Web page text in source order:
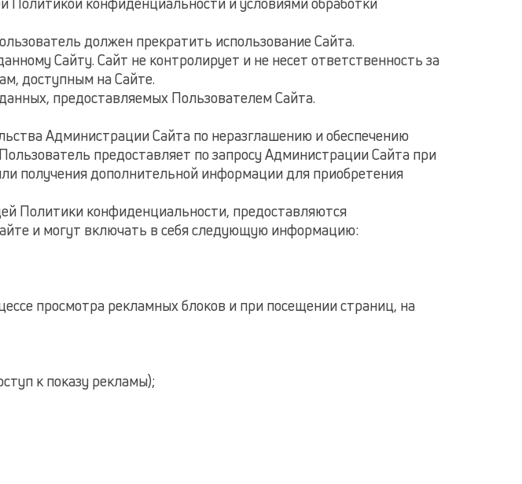
должен прекратить использование Сайта.
Сайту. Сайт не контролирует и не несет ответственность за
доступным на Сайте.
предоставляемых Пользователем Сайта.
Администрации Сайта по неразглашению и обеспечению
предоставляет по запросу Администрации Сайта при
получения дополнительной информации для приобретения
Политики конфиденциальности, предоставляются
и могут включать в себя следующую информацию:
просмотра рекламных блоков и при посещении страниц, на
к показу рекламы);